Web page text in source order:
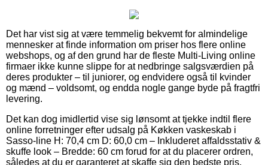
Det har vist sig at være temmelig bekvemt for almindelige
mennesker at finde information om priser hos flere online
webshops, og af den grund har de fleste Multi-Living online
firmaer ikke kunne slippe for at nedbringe salgsværdien på
deres produkter – til juniorer, og endvidere også til kvinder
og mænd – voldsomt, og endda nogle gange byde på fragtfri
levering.
Det kan dog imidlertid vise sig lønsomt at tjekke indtil flere
online forretninger efter udsalg på Køkken vaskeskab i
Sasso-line H: 70,4 cm D: 60,0 cm – Inkluderet affaldsstativ &
skuffe look – Bredde: 60 cm forud for at du placerer ordren,
således at du er garanteret at skaffe sig den bedste pris.